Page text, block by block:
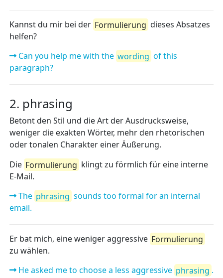
Kannst du mir bei der Formulierung dieses Absatzes
helfen?
Can you help me with the wording of this
paragraph?
2. phrasing
Betont den Stil und die Art der Ausdrucksweise,
weniger die exakten Wörter, mehr den rhetorischen
oder tonalen Charakter einer Äußerung.
Die Formulierung klingt zu förmlich für eine interne
E-Mail.
The phrasing sounds too formal for an internal
email.
Er bat mich, eine weniger aggressive Formulierung
zu wählen.
He asked me to choose a less aggressive phrasing .